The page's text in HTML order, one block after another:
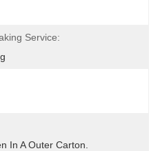
Service:
In A Outer Carton.